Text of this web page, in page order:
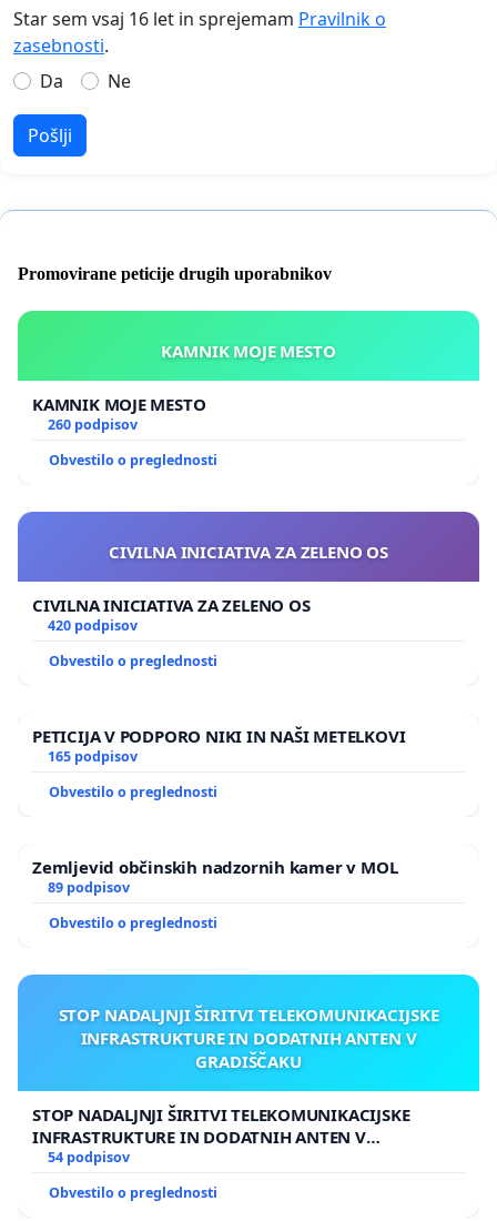
Star sem vsaj 16 let in sprejemam Pravilnik o
zasebnosti.
Da
Ne
Pošlji
Promovirane peticije drugih uporabnikov
KAMNIK MOJE MESTO
KAMNIK MOJE MESTO
260 podpisov
Obvestilo o preglednosti
CIVILNA INICIATIVA ZA ZELENO OS
CIVILNA INICIATIVA ZA ZELENO OS
420 podpisov
Obvestilo o preglednosti
PETICIJA V PODPORO NIKI IN NAŠI METELKOVI
165 podpisov
Obvestilo o preglednosti
Zemljevid občinskih nadzornih kamer v MOL
89 podpisov
Obvestilo o preglednosti
STOP NADALJNJI ŠIRITVI TELEKOMUNIKACIJSKE
INFRASTRUKTURE IN DODATNIH ANTEN V
GRADIŠČAKU
STOP NADALJNJI ŠIRITVI TELEKOMUNIKACIJSKE
INFRASTRUKTURE IN DODATNIH ANTEN V
GRADIŠČAKU
54 podpisov
Obvestilo o preglednosti